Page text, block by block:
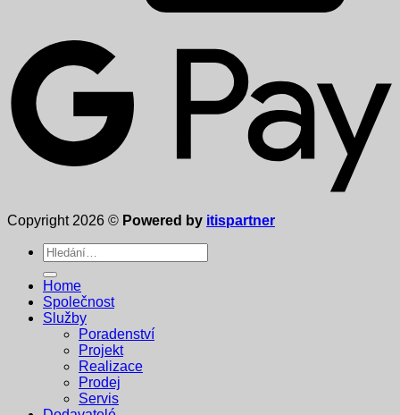
Copyright 2026 © Powered by itispartner
Hledat:
Home
Společnost
Služby
Poradenství
Projekt
Realizace
Prodej
Servis